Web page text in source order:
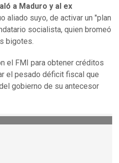
a Maduro y al ex
aliado suyo, de activar un "plan
socialista, quien bromeó
bigotes.
el FMI para obtener créditos
el pesado déficit fiscal que
gobierno de su antecesor